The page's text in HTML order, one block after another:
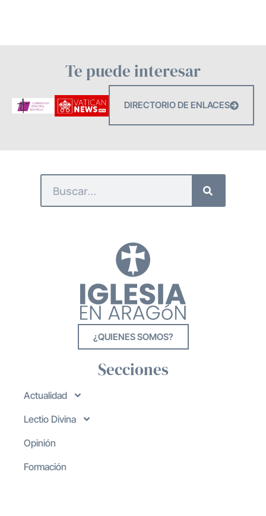
Te puede interesar
DIRECTORIO DE ENLACES
¿QUIENES SOMOS?
Secciones
Actualidad
Lectio Divina
Opinión
Formación